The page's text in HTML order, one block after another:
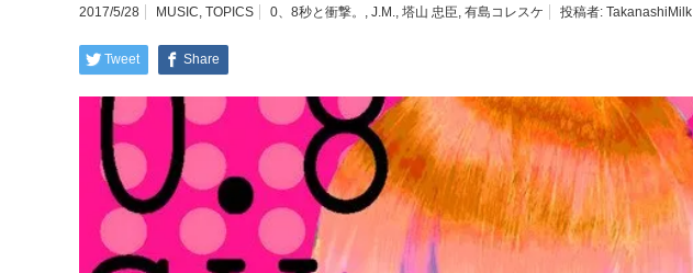
2017/5/28 MUSIC, TOPICS 0、8秒と衝撃。 , J.M., 塔山 忠臣, 有島コレスケ 投稿者: TakanashiMilk
Tweet Share